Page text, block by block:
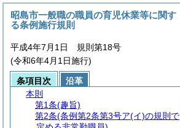
昭島市一般職の職員の育児休業等に関す
る条例施行規則
平成4年7月1日 規則第18号
(令和6年4月1日施行)
条項目次
沿革
本則
第1条(趣旨)
第2条(条例第2条第3号ア(イ)の規則で